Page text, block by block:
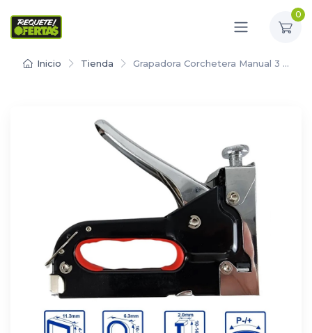
0
Inicio Tienda Grapadora Corchetera Manual 3 …